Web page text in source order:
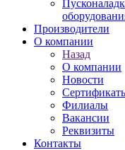
Производители
О компании
Назад
О компании
Новости
Филиалы
Вакансии
Реквизиты
Контакты